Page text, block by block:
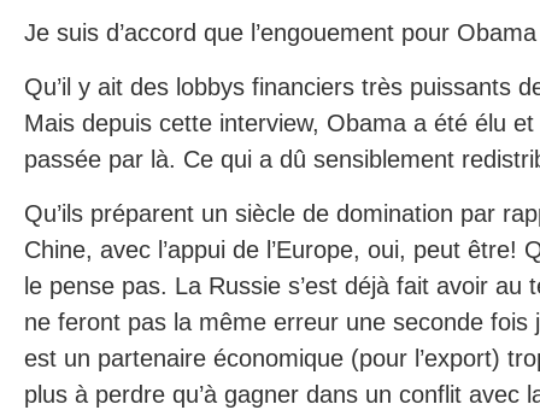
Je suis d’accord que l’engouement pour
Qu’il y ait des lobbys financiers très puissants
Mais depuis cette interview, Obama a été élu
passée par là. Ce qui a dû sensiblement
Qu’ils préparent un siècle de domination par
Chine, avec l’appui de l’Europe, oui, peut être!
le pense pas. La Russie s’est déjà fait avoir au
ne feront pas la même erreur une seconde fois
est un partenaire économique (pour l’export)
plus à perdre qu’à gagner dans un conflit avec